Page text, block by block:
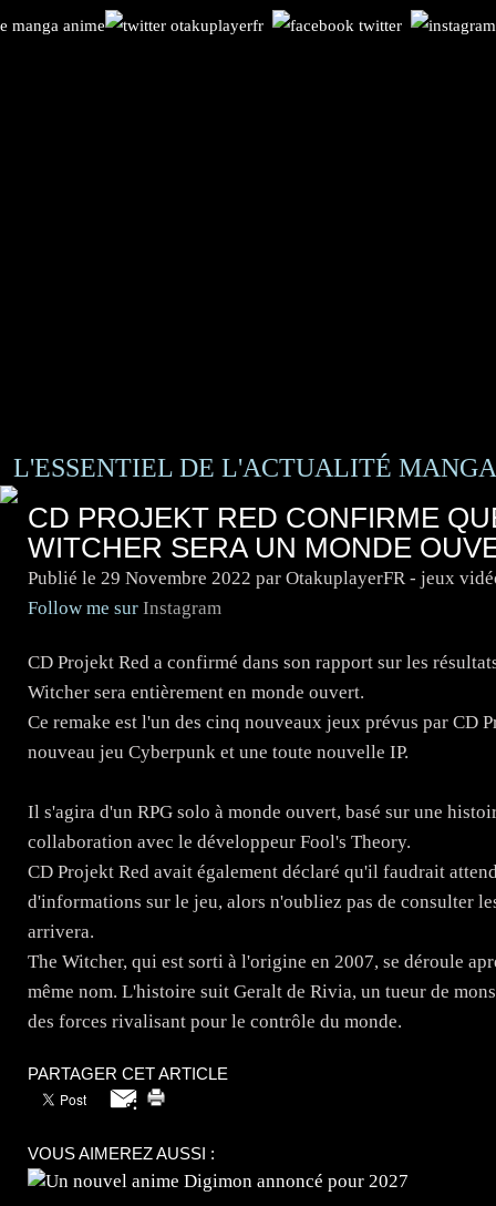
L'ESSENTIEL DE L'ACTUALITÉ
CD PROJEKT RED CONFIRME
WITCHER SERA UN MONDE
Publié le 29 Novembre 2022 par OtakuplayerFR - jeux
Follow me sur Instagram
CD Projekt Red a confirmé dans son rapport sur les
Witcher sera entièrement en monde ouvert.
Ce remake est l'un des cinq nouveaux jeux prévus par CD
nouveau jeu Cyberpunk et une toute nouvelle IP.
Il s'agira d'un RPG solo à monde ouvert, basé sur une
collaboration avec le développeur Fool's Theory.
CD Projekt Red avait également déclaré qu'il faudrait
d'informations sur le jeu, alors n'oubliez pas de consulter
arrivera.
The Witcher, qui est sorti à l'origine en 2007, se déroule
même nom. L'histoire suit Geralt de Rivia, un tueur de
des forces rivalisant pour le contrôle du monde.
PARTAGER CET ARTICLE
VOUS AIMEREZ AUSSI :